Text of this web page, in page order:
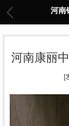
河南
河南康丽
[